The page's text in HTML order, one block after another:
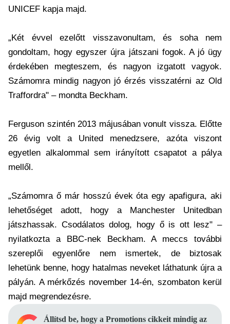
UNICEF kapja majd.
„Két évvel ezelőtt visszavonultam, és soha nem
gondoltam, hogy egyszer újra játszani fogok. A jó ügy
érdekében megteszem, és nagyon izgatott vagyok.
Számomra mindig nagyon jó érzés visszatérni az Old
Traffordra" – mondta Beckham.
Ferguson szintén 2013 májusában vonult vissza. Előtte
26 évig volt a United menedzsere, azóta viszont
egyetlen alkalommal sem irányított csapatot a pálya
mellől.
„Számomra ő már hosszú évek óta egy apafigura, aki
lehetőséget adott, hogy a Manchester Unitedban
játszhassak. Csodálatos dolog, hogy ő is ott lesz" –
nyilatkozta a BBC-nek Beckham. A meccs további
szereplői egyenlőre nem ismertek, de biztosak
lehetünk benne, hogy hatalmas neveket láthatunk újra a
pályán. A mérkőzés november 14-én, szombaton kerül
majd megrendezésre.
Állítsd be, hogy a Promotions cikkeit mindig az